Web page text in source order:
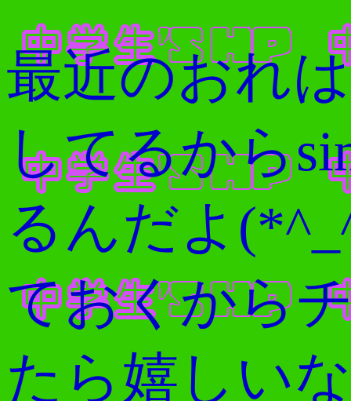
ら！！！！
死！！！安
グしてくれ
気（マジ）
死！！！！！
最近のおれ
してるから
るんだよ
ておくから
たら嬉しい